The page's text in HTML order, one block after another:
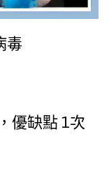
毒
優缺點 1次